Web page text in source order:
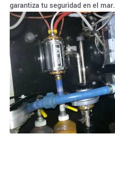
garantiza tu seguridad en el mar.